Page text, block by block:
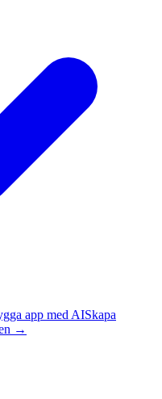
app med AISkapa
→